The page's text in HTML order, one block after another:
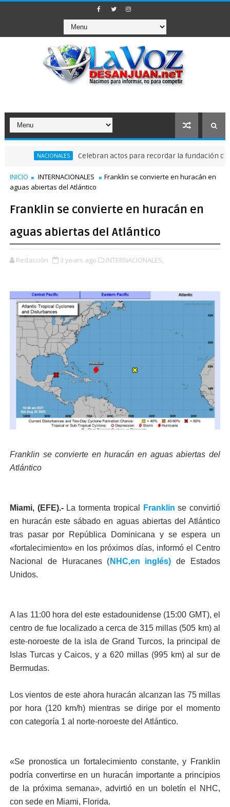
NACIONALES Celebran actos para recordar la fundación de Santo
INICIO INTERNACIONALES
Franklin se convierte en huracán en
aguas abiertas del Atlántico
Franklin se convierte en huracán en
aguas abiertas del Atlántico
Redacción 3 years ago INTERNACIONALES,
Franklin se convierte en huracán en aguas abiertas del
Atlántico
Miami, (EFE).- La tormenta tropical Franklin se convirtió
en huracán este sábado en aguas abiertas del Atlántico
tras pasar por República Dominicana y se espera un
«fortalecimiento» en los próximos días, informó el Centro
Nacional de Huracanes ( NHC,en inglés) de Estados
Unidos.
A las 11:00 hora del este estadounidense (15:00 GMT), el
centro de fue localizado a cerca de 315 millas (505 km) al
este-noroeste de la isla de Grand Turcos, la principal de
Islas Turcas y Caicos, y a 620 millas (995 km) al sur de
Bermudas.
Los vientos de este ahora huracán alcanzan las 75 millas
por hora (120 km/h) mientras se dirige por el momento
con categoría 1 al norte-noroeste del Atlántico.
«Se pronostica un fortalecimiento constante, y Franklin
podría convertirse en un huracán importante a principios
de la próxima semana», advirtió en un boletín el NHC,
con sede en Miami, Florida.